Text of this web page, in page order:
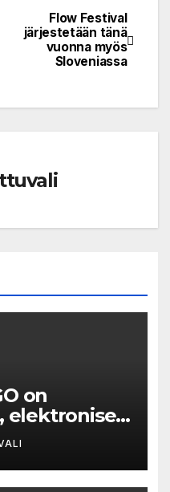
Flow Festival
järjestetään tänä
vuonna myös
Sloveniassa
on
elektronisen
tilan